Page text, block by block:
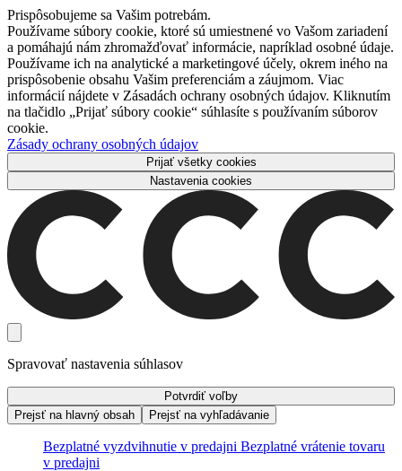
Prispôsobujeme sa Vašim potrebám.
Používame súbory cookie, ktoré sú umiestnené vo Vašom zariadení
a pomáhajú nám zhromažďovať informácie, napríklad osobné údaje.
Používame ich na analytické a marketingové účely, okrem iného na
prispôsobenie obsahu Vašim preferenciám a záujmom. Viac
informácií nájdete v Zásadách ochrany osobných údajov. Kliknutím
na tlačidlo „Prijať súbory cookie“ súhlasíte s používaním súborov
cookie.
Zásady ochrany osobných údajov
Prijať všetky cookies
Nastavenia cookies
Spravovať nastavenia súhlasov
Potvrdiť voľby
Prejsť na hlavný obsah
Prejsť na vyhľadávanie
Bezplatné vyzdvihnutie v predajni Bezplatné vrátenie tovaru
v predajni